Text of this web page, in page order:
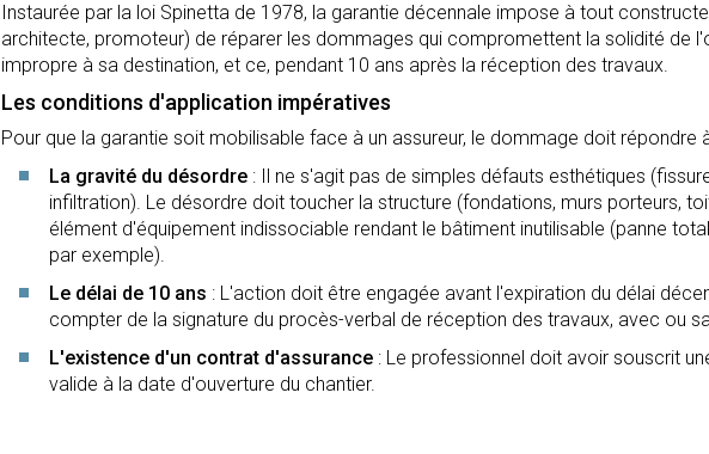
Instaurée par la loi Spinetta de 1978, la garantie décennale impose à tout
architecte, promoteur) de réparer les dommages qui compromettent la solidité de
impropre à sa destination, et ce, pendant 10 ans après la réception des travaux.
Les conditions d'application impératives
Pour que la garantie soit mobilisable face à un assureur, le dommage doit répondre
La gravité du désordre : Il ne s'agit pas de simples défauts esthétiques
infiltration). Le désordre doit toucher la structure (fondations, murs porteurs,
élément d'équipement indissociable rendant le bâtiment inutilisable (panne
par exemple).
Le délai de 10 ans : L'action doit être engagée avant l'expiration du délai
compter de la signature du procès-verbal de réception des travaux, avec ou
L'existence d'un contrat d'assurance : Le professionnel doit avoir souscrit
valide à la date d'ouverture du chantier.